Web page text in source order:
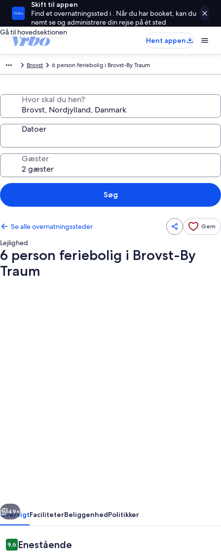
Skift til appen
Find et overnatningssted i . Når du har booket, kan du
nemt se og administrere din rejse på ét sted
Gå til hovedsektionen
Hent appen
Brovst 6 person feriebolig i Brovst-By Traum
Hvor skal du hen?
Datoer
Gæster
Søg
Se alle overnatningssteder Gem
Lejlighed
6 person feriebolig i Brovst-By
Traum
Traum
Næste
49+
OversigtFaciliteterBeliggenhedPolitikker
Anmeldelser
9,69,6 ud af 10.
Enestående